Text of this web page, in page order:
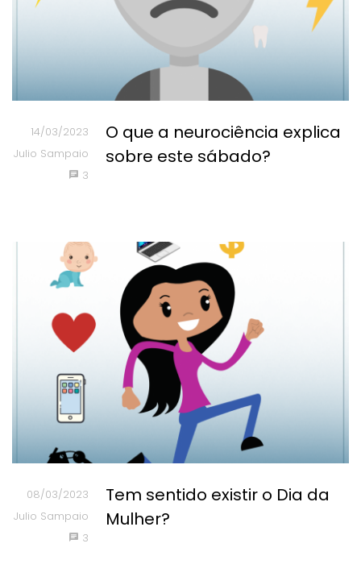
14/03/2023
Julio Sampaio
3
O que a neurociência explica
sobre este sábado?
08/03/2023
Julio Sampaio
3
Tem sentido existir o Dia da
Mulher?